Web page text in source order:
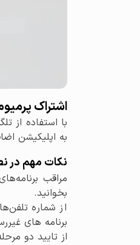
اشتراک
به اپلیکیشن
نکات مهم در
مراقب
بخوانید.
از شماره
برنامه های
از تایید دو